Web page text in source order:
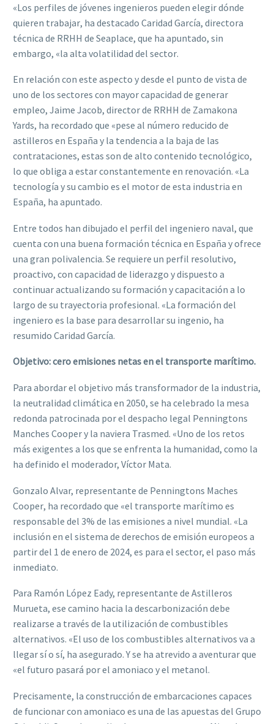
«Los perfiles de jóvenes ingenieros pueden elegir dónde
quieren trabajar, ha destacado Caridad García, directora
técnica de RRHH de Seaplace, que ha apuntado, sin
embargo, «la alta volatilidad del sector.
En relación con este aspecto y desde el punto de vista de
uno de los sectores con mayorcapacidad de generar
empleo, Jaime Jacob, director de RRHH de Zamakona
Yards, ha recordado que «pese al número reducido de
astilleros en España y la tendencia a la baja de las
contrataciones, estas son de alto contenido tecnológico,
lo que obliga a estarconstantemente en renovación. «La
tecnología y su cambio es el motor de esta industria en
España, ha apuntado.
Entre todos han dibujado el perfil del ingeniero naval, que
cuenta con una buena formación técnica en España y ofrece
una gran polivalencia. Se requiere un perfil resolutivo,
proactivo, con capacidad de liderazgo y dispuesto a
continuar actualizando su formación y capacitación a lo
largo de su trayectoria profesional. «La formación del
ingeniero es la base para desarrollarsu ingenio, ha
resumido Caridad García.
Objetivo: cero emisiones netas en el transporte marítimo.
Para abordar el objetivo más transformador de la industria,
la neutralidad climática en 2050, se ha celebrado la mesa
redonda patrocinada por el despacho legal Penningtons
Manches Cooper y la naviera Trasmed. «Uno de los retos
más exigentes a los que se enfrenta la humanidad, como la
ha definido el moderador, Víctor Mata.
Gonzalo Alvar, representante de Penningtons Maches
Cooper, ha recordado que «el transporte marítimo es
responsable del 3% de las emisiones a nivel mundial. «La
inclusión en el sistema de derechos de emisión europeos a
partir del 1 de enero de 2024, es para el sector, el paso más
inmediato.
Para Ramón López Eady, representante de Astilleros
Murueta, ese camino hacia la descarbonización debe
realizarse a través de la utilización de combustibles
alternativos. «El uso de los combustibles alternativos va a
llegar sí o sí, ha asegurado. Y se ha atrevido a aventurar que
«el futuro pasará porel amoniaco y el metanol.
Precisamente, la construcción de embarcaciones capaces
de funcionar con amoniaco es una de las apuestas del Grupo